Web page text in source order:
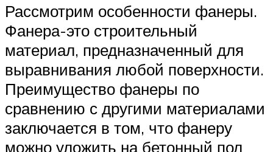
Рассмотрим особенности фанеры.
Фанера-это строительный
материал, предназначенный для
выравнивания любой поверхности.
Преимущество фанеры по
сравнению с другими материалами
заключается в том, что фанеру
можно уложить на бетонный пол